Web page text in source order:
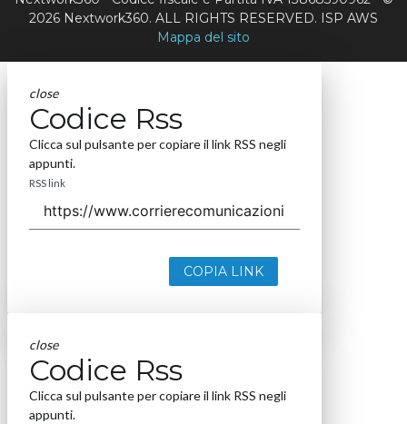
2026 Nextwork360. ALL RIGHTS RESERVED. ISP AWS
Mappa del sito
close
Codice Rss
Clicca sul pulsante per copiare il link RSS negli
appunti.
RSS link
COPIA LINK
close
Codice Rss
Clicca sul pulsante per copiare il link RSS negli
appunti.